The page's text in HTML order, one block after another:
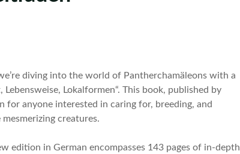
⁢diving into the world of​ Pantherchamäleons with a
Lokalformen“. This⁤ book, published by
for anyone interested in caring‌ for,⁣ breeding, and
creatures.
‌edition in German​ encompasses 143 pages of in-depth